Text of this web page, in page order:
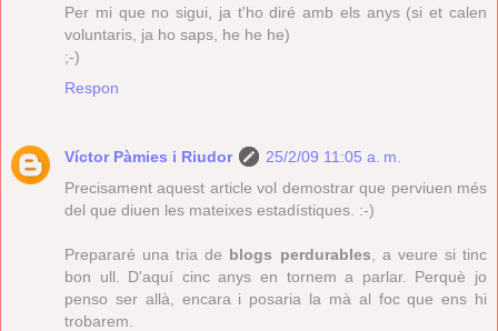
Per mi que no sigui, ja t'ho diré amb els anys (si et calen
voluntaris, ja ho saps, he he he)
;-)
Respon
Víctor Pàmies i Riudor
25/2/09 11:05 a. m.
Precisament aquest article vol demostrar que perviuen més
del que diuen les mateixes estadístiques. :-)
Prepararé una tria de blogs perdurables , a veure si tinc
bon ull. D'aquí cinc anys en tornem a parlar. Perquè jo
penso ser allà, encara i posaria la mà al foc que ens hi
trobarem.